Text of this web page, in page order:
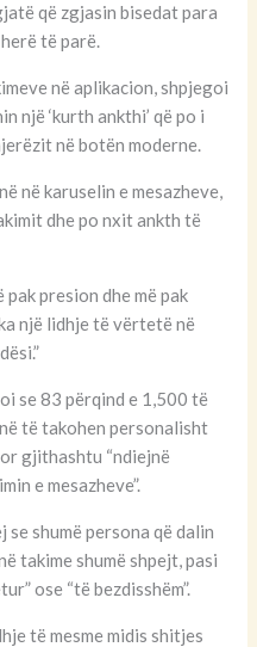
që zgjasin bisedat para
të parë.
në aplikacion, shpjegoi
një ‘kurth ankthi’ që po i
në botën moderne.
në karuselin e mesazheve,
dhe po nxit ankth të
presion dhe më pak
një lidhje të vërtetë në
se 83 përqind e 1,500 të
të takohen personalisht
gjithashtu “ndiejnë
e mesazheve”.
shumë persona që dalin
takime shumë shpejt, pasi
ose “të bezdisshëm”.
të mesme midis shitjes